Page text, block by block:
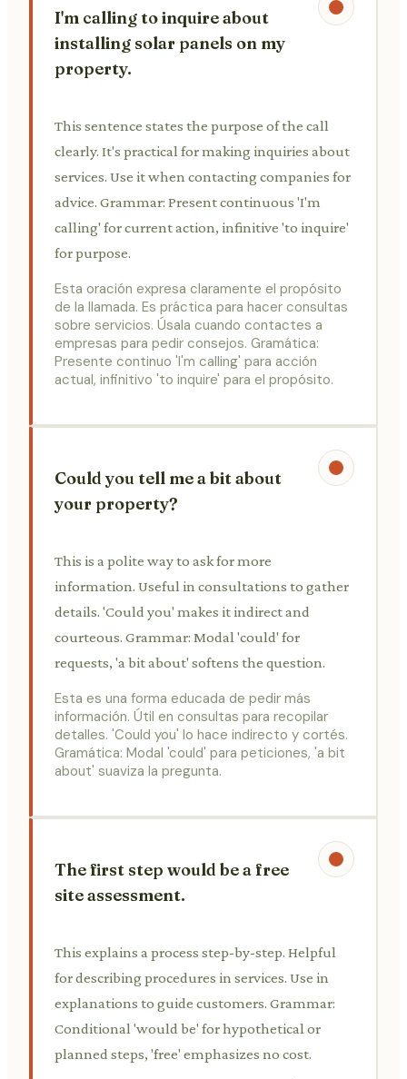
I'm calling to inquire about
installing solar panels on my
property.
This sentence states the purpose of the call
clearly. It's practical for making inquiries about
services. Use it when contacting companies for
advice. Grammar: Present continuous 'I'm
calling' for current action, infinitive 'to inquire'
for purpose.
Esta oración expresa claramente el propósito
de la llamada. Es práctica para hacer consultas
sobre servicios. Úsala cuando contactes a
empresas para pedir consejos. Gramática:
Presente continuo 'I'm calling' para acción
actual, infinitivo 'to inquire' para el propósito.
Could you tell me a bit about
your property?
This is a polite way to ask for more
information. Useful in consultations to gather
details. 'Could you' makes it indirect and
courteous. Grammar: Modal 'could' for
requests, 'a bit about' softens the question.
Esta es una forma educada de pedir más
información. Útil en consultas para recopilar
detalles. 'Could you' lo hace indirecto y cortés.
Gramática: Modal 'could' para peticiones, 'a bit
about' suaviza la pregunta.
The first step would be a free
site assessment.
This explains a process step-by-step. Helpful
for describing procedures in services. Use in
explanations to guide customers. Grammar:
Conditional 'would be' for hypothetical or
planned steps, 'free' emphasizes no cost.